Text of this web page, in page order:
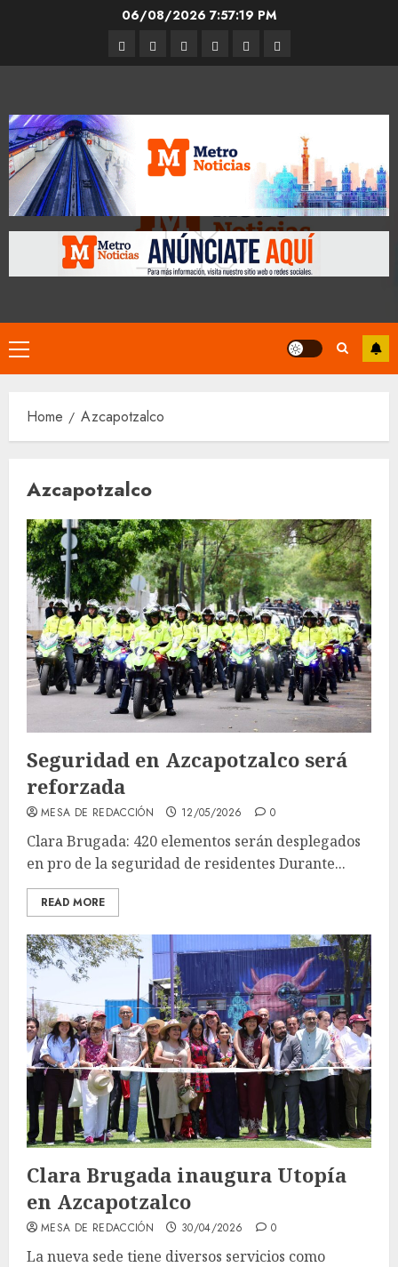
06/08/2026 7:57:20 PM
Entrevistas
Espectáculos
Movilidad
Metro
CDMX
CulturaOpinión
Primary
Menu
Home Azcapotzalco
Azcapotzalco
Seguridad en Azcapotzalco será
reforzada
MESA DE REDACCIÓN 12/05/2026 0
Clara Brugada: 420 elementos serán desplegados
en pro de la seguridad de residentes Durante...
READ MORE
Clara Brugada inaugura Utopía
en Azcapotzalco
MESA DE REDACCIÓN 30/04/2026 0
La nueva sede tiene diversos servicios como